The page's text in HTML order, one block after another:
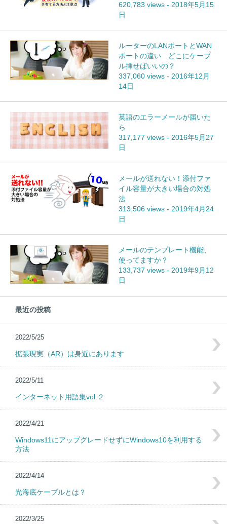
620,783 views - 2018年5月15
日
ルーターのLANポートとWAN
ポートの違い どこにケーブ
ル挿せばいいの？
337,060 views - 2016年12月
14日
英語のエラーメールが届いた
ら
317,177 views - 2016年5月27
日
メールが送れない！添付ファ
イル容量が大きい場合の対処
法
313,506 views - 2019年4月24
日
メールのテンプレート機能、
使ってますか？
133,737 views - 2019年9月12
日
最近の投稿
2022/5/25
拡張現実（AR）は身近にあります
2022/5/11
インターネット用語集vol.２
2022/4/21
Windows11にアップグレードせずにWindows10を利用する
方法
2022/4/14
光海底ケーブルとは？
2022/3/25